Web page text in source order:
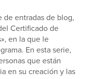
de entradas de blog,
Certificado de
en la que le
En esta serie,
que están
en su creación y las